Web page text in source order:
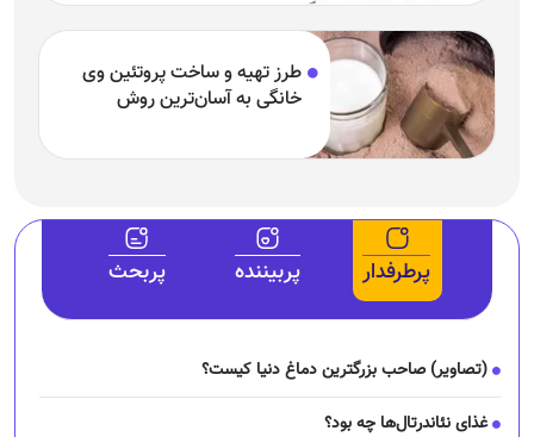
پرطرفدار
(تصاویر) صاحب بزرگترین دماغ دنیا کیست؟
غذای نئاندرتال‌ها چه بود؟
(تصاویر) چهره واقعی شخصت‌های تاریخی را ببینید؛ از کلئوپاترا تا
ناپلئون!